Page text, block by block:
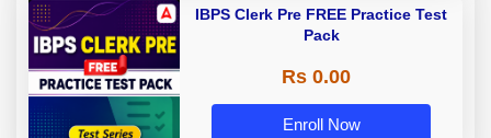
IBPS Clerk Pre FREE Practice Test
Pack
Rs 0.00
Enroll Now